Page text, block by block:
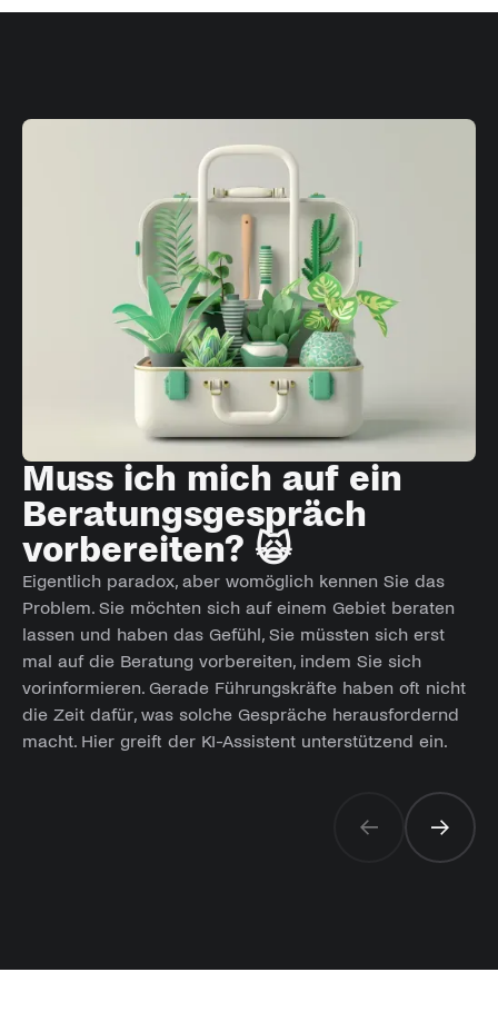
Muss ich mich auf ein
Beratungsgespräch
vorbereiten? 🙀
Eigentlich paradox, aber womöglich kennen Sie das
Problem. Sie möchten sich auf einem Gebiet beraten
lassen und haben das Gefühl, Sie müssten sich erst
mal auf die Beratung vorbereiten, indem Sie sich
vorinformieren. Gerade Führungskräfte haben oft nicht
die Zeit dafür, was solche Gespräche herausfordernd
macht. Hier greift der KI-Assistent unterstützend ein.